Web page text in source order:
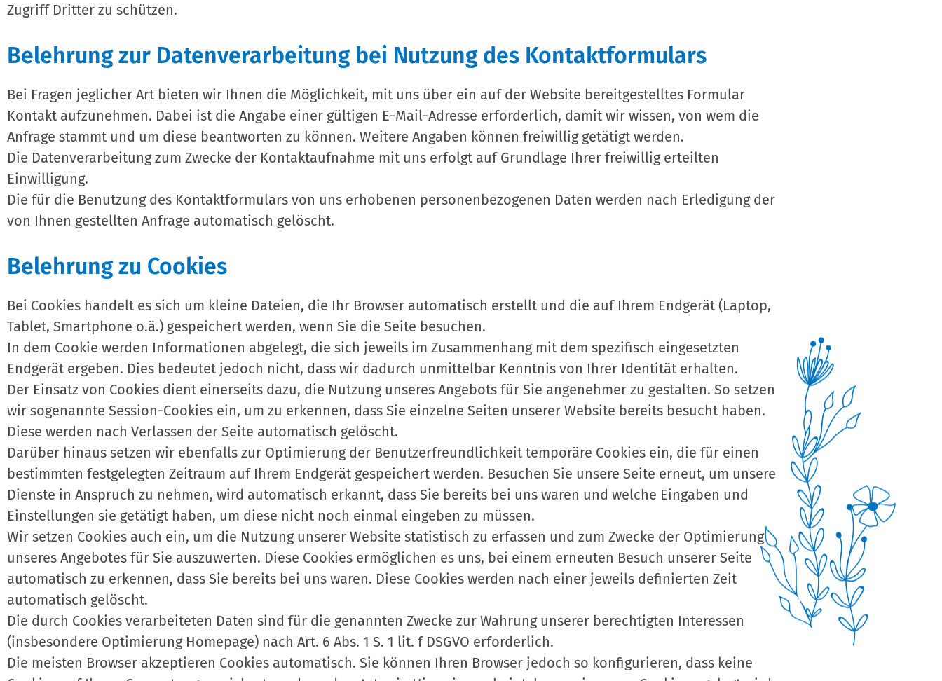
Zugriff Dritter zu schützen.
Belehrung zur Datenverarbeitung bei Nutzung des Kontaktformulars
Bei Fragen jeglicher Art bieten wir Ihnen die Möglichkeit, mit uns über ein auf der Website bereitgestelltes Formular
Kontakt aufzunehmen. Dabei ist die Angabe einer gültigen E-Mail-Adresse erforderlich, damit wir wissen, von wem die
Anfrage stammt und um diese beantworten zu können. Weitere Angaben können freiwillig getätigt werden.
Die Datenverarbeitung zum Zwecke der Kontaktaufnahme mit uns erfolgt auf Grundlage Ihrer freiwillig erteilten
Einwilligung.
Die für die Benutzung des Kontaktformulars von uns erhobenen personenbezogenen Daten werden nach Erledigung der
von Ihnen gestellten Anfrage automatisch gelöscht.
Belehrung zu Cookies
Bei Cookies handelt es sich um kleine Dateien, die Ihr Browser automatisch erstellt und die auf Ihrem Endgerät (Laptop,
Tablet, Smartphone o.ä.) gespeichert werden, wenn Sie die Seite besuchen.
In dem Cookie werden Informationen abgelegt, die sich jeweils im Zusammenhang mit dem spezifisch eingesetzten
Endgerät ergeben. Dies bedeutet jedoch nicht, dass wir dadurch unmittelbar Kenntnis von Ihrer Identität erhalten.
Der Einsatz von Cookies dient einerseits dazu, die Nutzung unseres Angebots für Sie angenehmer zu gestalten. So setzen
wir sogenannte Session-Cookies ein, um zu erkennen, dass Sie einzelne Seiten unserer Website bereits besucht haben.
Diese werden nach Verlassen der Seite automatisch gelöscht.
Darüber hinaus setzen wir ebenfalls zur Optimierung der Benutzerfreundlichkeit temporäre Cookies ein, die für einen
bestimmten festgelegten Zeitraum auf Ihrem Endgerät gespeichert werden. Besuchen Sie unsere Seite erneut, um unsere
Dienste in Anspruch zu nehmen, wird automatisch erkannt, dass Sie bereits bei uns waren und welche Eingaben und
Einstellungen sie getätigt haben, um diese nicht noch einmal eingeben zu müssen.
Wir setzen Cookies auch ein, um die Nutzung unserer Website statistisch zu erfassen und zum Zwecke der Optimierung
unseres Angebotes für Sie auszuwerten. Diese Cookies ermöglichen es uns, bei einem erneuten Besuch unserer Seite
automatisch zu erkennen, dass Sie bereits bei uns waren. Diese Cookies werden nach einer jeweils definierten Zeit
automatisch gelöscht.
Die durch Cookies verarbeiteten Daten sind für die genannten Zwecke zur Wahrung unserer berechtigten Interessen
(insbesondere Optimierung Homepage) nach Art. 6 Abs. 1 S. 1 lit. f DSGVO erforderlich.
Die meisten Browser akzeptieren Cookies automatisch. Sie können Ihren Browser jedoch so konfigurieren, dass keine